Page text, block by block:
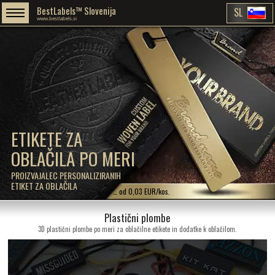
ETIKETE ZA
OBLAČILA PO MERI
PROIZVAJALEC PERSONALIZIRANIH
ETIKET ZA OBLAČILA
BestLabels™ Slovenija
www.bestlabels.si SL
… od 0,03 EUR/kos.
Plastični plombe
3D plastični plombe po meri za oblačilne etikete in dodatke k oblačilom.